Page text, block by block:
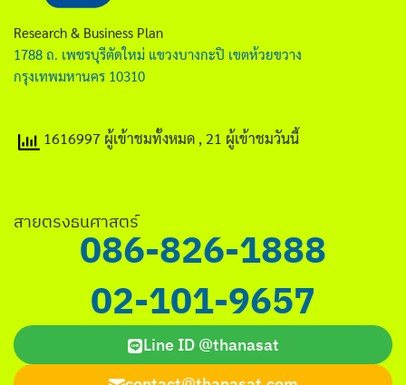
English
Research & Business Plan
1788 ถ. เพชรบุรีตัดใหม่ แขวงบางกะปิ เขตห้วยขวาง
กรุงเทพมหานคร 10310
1616997 ผู้เข้าชมทั้งหมด , 21 ผู้เข้าชมวันนี้
สายตรงธนศาสตร์
086-826-1888
02-101-9657
Line ID @thanasat